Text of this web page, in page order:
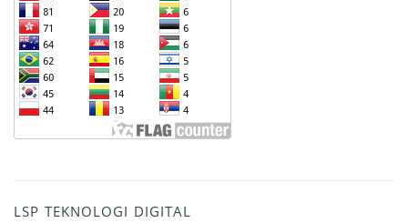
LSP TEKNOLOGI DIGITAL